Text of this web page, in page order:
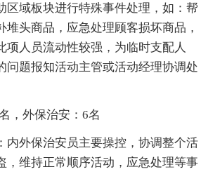
区域板块进行特殊事件处理，如：帮
堆头商品，应急处理顾客损坏商品，
项人员流动性较强，为临时支配人
问题报知活动主管或活动经理协调处
，外保治安：6名
内外保治安员主要操控，协调整个活
，维持正常顺序活动，应急处理等事